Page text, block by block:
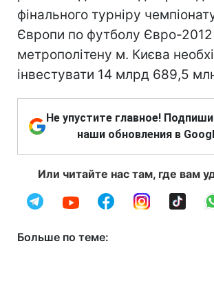
фінального турніру
Європи по футболу Євро-2012
метрополітену м. Києва
інвестувати 14 млрд 689,5
Не упустите главное!
наши обновления в
Или читайте нас там, где вам
Больше по теме: